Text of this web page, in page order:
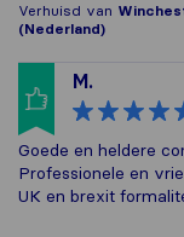
Verhuisd van
(Nederland)
M.
Goede en heldere
Professionele en
UK en brexit